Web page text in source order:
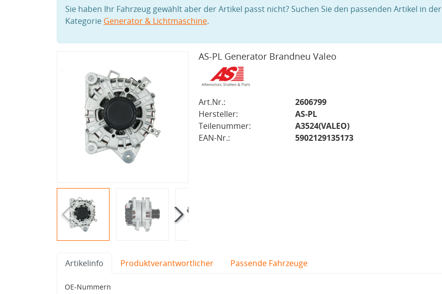
Sie haben Ihr Fahrzeug gewählt aber der Artikel passt nicht? Suchen Sie den passenden Artikel in der
Kategorie Generator & Lichtmaschine.
AS-PL Generator Brandneu Valeo
Art.Nr.:
2606799
Hersteller:
AS-PL
Teilenummer:
A3524(VALEO)
EAN-Nr.:
5902129135173
Artikelinfo Produktverantwortlicher Passende Fahrzeuge
OE-Nummern